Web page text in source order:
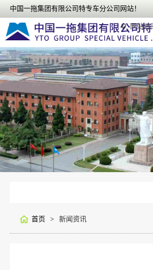
中国一拖集团有限公司特专车分公司网站！
网站地
首页 > 新闻资讯